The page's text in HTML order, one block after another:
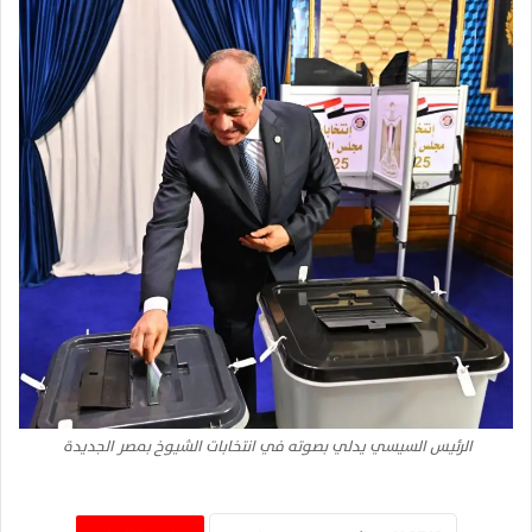
الرئيس السيسي يدلي بصوته في انتخابات الشيوخ بمصر الجديدة